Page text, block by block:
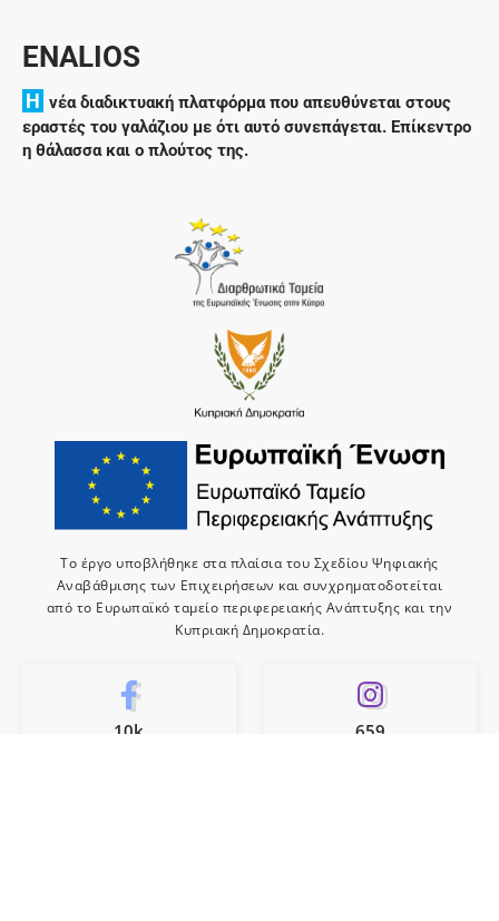
ENALIOS
H νέα διαδικτυακή πλατφόρμα που απευθύνεται στους
εραστές του γαλάζιου με ότι αυτό συνεπάγεται. Επίκεντρο
η θάλασσα και ο πλούτος της.
Το έργο υποβλήθηκε στα πλαίσια του Σχεδίου Ψηφιακής
Αναβάθμισης των Επιχειρήσεων και συνχρηματοδοτείται
από το Ευρωπαϊκό ταμείο περιφερειακής Ανάπτυξης και την
Κυπριακή Δημοκρατία.
10k 659